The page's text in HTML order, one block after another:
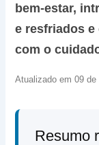
bem-estar,
e resfriados
com o
Atualizado em 09
Resumo